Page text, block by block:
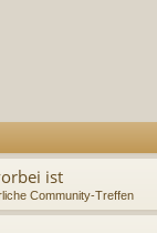
ist
Community-Treffen